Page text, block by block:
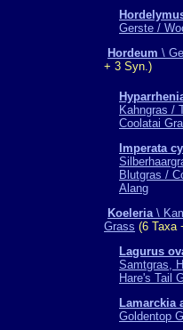
Gerste /
Hordeum \
+ 3 Syn.)
Kahngras /
Coolatai
Imperata
Blutgras /
Alang
Koeleria\
Grass (6 Taxa
Lagurus
Samtgras,
Hare's Tail
Lamarckia
Goldentop